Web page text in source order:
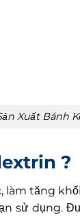
Xuất Bánh
?
làm tăng
sử dụng.